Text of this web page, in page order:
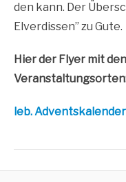
den kann. Der
Elver­dis­sen” zu Gute.
Hier der Fly­er mit
leb. Advents­ka­len­der